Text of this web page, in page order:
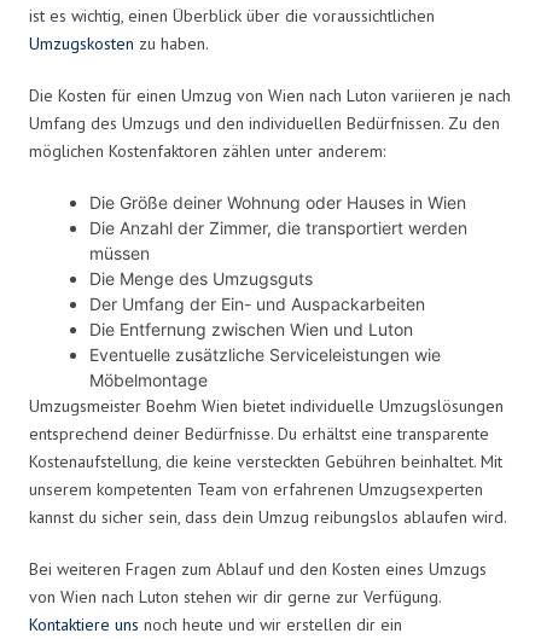
ist es wichtig, einen Überblick über die voraussichtlichen
Umzugskosten zu haben.
Die Kosten für einen Umzug von Wien nach Luton variieren je nach
Umfang des Umzugs und den individuellen Bedürfnissen. Zu den
möglichen Kostenfaktoren zählen unter anderem:
Die Größe deiner Wohnung oder Hauses in Wien
Die Anzahl der Zimmer, die transportiert werden
müssen
Die Menge des Umzugsguts
Der Umfang der Ein- und Auspackarbeiten
Die Entfernung zwischen Wien und Luton
Eventuelle zusätzliche Serviceleistungen wie
Möbelmontage
Umzugsmeister Boehm Wien bietet individuelle Umzugslösungen
entsprechend deiner Bedürfnisse. Du erhältst eine transparente
Kostenaufstellung, die keine versteckten Gebühren beinhaltet. Mit
unserem kompetenten Team von erfahrenen Umzugsexperten
kannst du sicher sein, dass dein Umzug reibungslos ablaufen wird.
Bei weiteren Fragen zum Ablauf und den Kosten eines Umzugs
von Wien nach Luton stehen wir dir gerne zur Verfügung.
Kontaktiere uns noch heute und wir erstellen dir ein